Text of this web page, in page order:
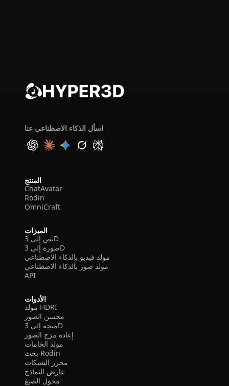
اسأل الذكاء الاصطناعي عنا
المنتج
ChatAvatar
Rodin
OmniCraft
الميزات
نص إلى 3D
صورة إلى 3D
مولد فيديو بالذكاء الاصطناعي
مولد صور بالذكاء الاصطناعي
API
الأدوات
مولد HDRI
محسن الصور
متجه إلى 3D
إعادة مزج الصور
مولد الخامات
بحث Rodin
محرر الشبكات
عارض النماذج
محول الصيغ